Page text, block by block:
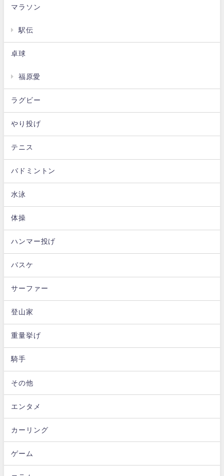
マラソン
駅伝
卓球
福原愛
ラグビー
やり投げ
テニス
バドミントン
水泳
体操
ハンマー投げ
バスケ
サーファー
登山家
重量挙げ
騎手
その他
エンタメ
カーリング
ゲーム